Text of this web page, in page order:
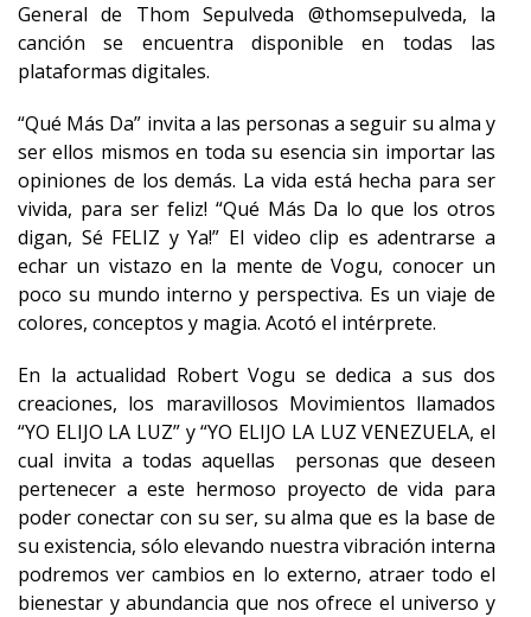
General de Thom Sepulveda @thomsepulveda, la
canción se encuentra disponible en todas las
plataformas digitales.
“Qué Más Da” invita a las personas a seguir su alma y
ser ellos mismos en toda su esencia sin importar las
opiniones de los demás. La vida está hecha para ser
vivida, para ser feliz! “Qué Más Da lo que los otros
digan, Sé FELIZ y Ya!” El video clip es adentrarse a
echar un vistazo en la mente de Vogu, conocer un
poco su mundo interno y perspectiva. Es un viaje de
colores, conceptos y magia. Acotó el intérprete.
En la actualidad Robert Vogu se dedica a sus dos
creaciones, los maravillosos Movimientos llamados
“YO ELIJO LA LUZ” y “YO ELIJO LA LUZ VENEZUELA, el
cual invita a todas aquellas personas que deseen
pertenecer a este hermoso proyecto de vida para
poder conectar con su ser, su alma que es la base de
su existencia, sólo elevando nuestra vibración interna
podremos ver cambios en lo externo, atraer todo el
bienestar y abundancia que nos ofrece el universo y